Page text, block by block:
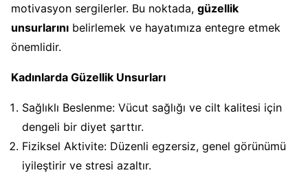
motivasyon sergilerler. Bu noktada, güzellik
unsurlarını belirlemek ve hayatımıza entegre etmek
önemlidir.
Kadınlarda Güzellik Unsurları
Sağlıklı Beslenme: Vücut sağlığı ve cilt kalitesi için
dengeli bir diyet şarttır.
Fiziksel Aktivite: Düzenli egzersiz, genel görünümü
iyileştirir ve stresi azaltır.